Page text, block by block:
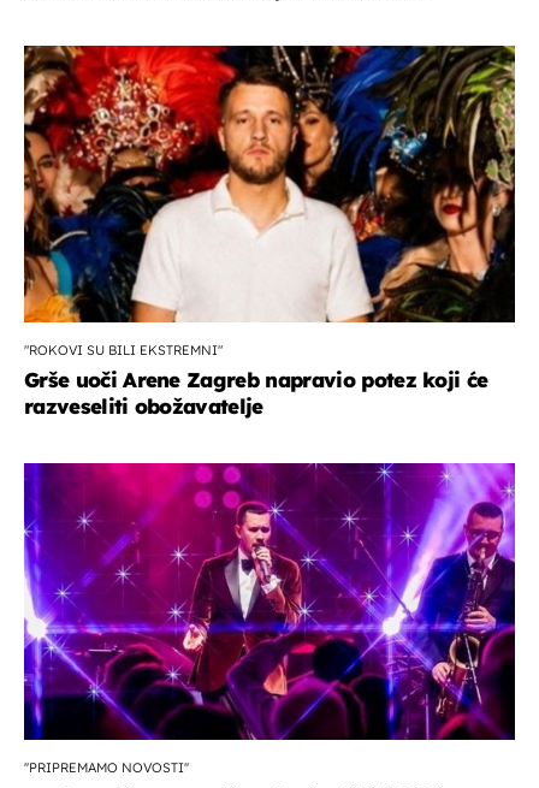
"ROKOVI SU BILI EKSTREMNI"
Grše uoči Arene Zagreb napravio potez koji će
razveseliti obožavatelje
''PRIPREMAMO NOVOSTI''